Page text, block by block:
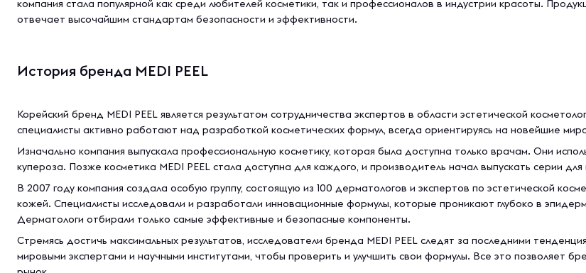
компания стала популярной как среди любителей косметики, так и профессионалов в индустрии красоты.
отвечает высочайшим стандартам безопасности и эффективности.
История бренда MEDI PEEL
Корейский бренд MEDI PEEL является результатом сотрудничества экспертов в области эстетической
специалисты активно работают над разработкой косметических формул, всегда ориентируясь на новейшие
Изначально компания выпускала профессиональную косметику, которая была доступна только врачам. Они
купероза. Позже косметика MEDI PEEL стала доступна для каждого, и производитель начал выпускать серии
В 2007 году компания создала особую группу, состоящую из 100 дерматологов и экспертов по эстетической
кожей. Специалисты исследовали и разработали инновационные формулы, которые проникают глубоко в
Дерматологи отбирали только самые эффективные и безопасные компоненты.
Стремясь достичь максимальных результатов, исследователи бренда MEDI PEEL следят за последними
мировыми экспертами и научными институтами, чтобы проверить и улучшить свои формулы. Все это позволяет